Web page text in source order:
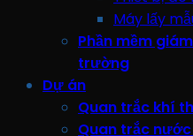
Máy lấy
Phần mềm
trường
Dự án
Quan trắc khí
Quan trắc